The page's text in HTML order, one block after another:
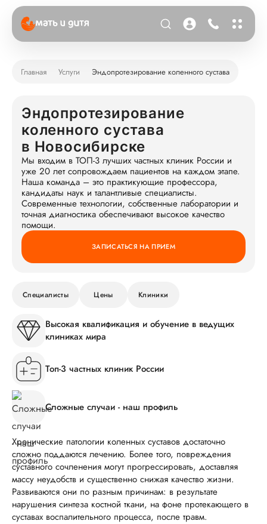
Главная Услуги Эндопротезирование коленного сустава
Эндопротезирование
коленного сустава
в Новосибирске
Мы входим в ТОП-3 лучших частных клиник России и
уже 20 лет сопровождаем пациентов на каждом этапе.
Наша команда – это практикующие профессора,
кандидаты наук и талантливые специалисты.
Современные технологии, собственные лаборатории и
точная диагностика обеспечивают высокое качество
помощи.
ЗАПИСАТЬСЯ НА ПРИЕМ
Специалисты Цены Клиники
Высокая квалификация и обучение в ведущих
клиниках мира
Топ-3 частных клиник России
Сложные случаи - наш профиль
Хронические патологии коленных суставов достаточно
сложно поддаются лечению. Более того, повреждения
суставного сочленения могут прогрессировать, доставляя
массу неудобств и существенно снижая качество жизни.
Развиваются они по разным причинам: в результате
нарушения синтеза костной ткани, на фоне протекающего в
суставах воспалительного процесса, после травм.